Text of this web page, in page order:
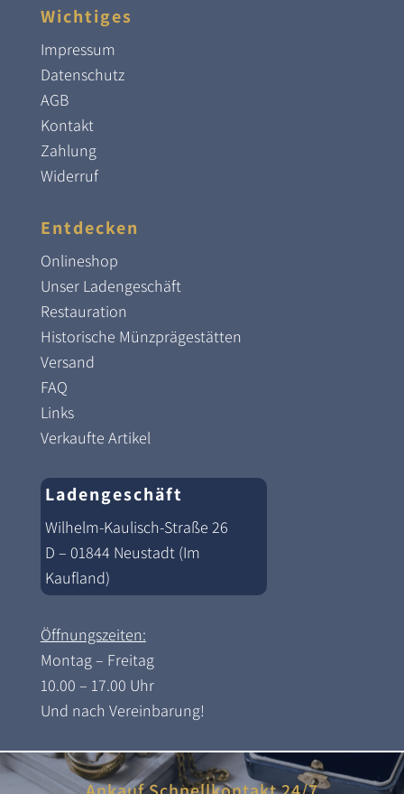
Wichtiges
Impressum
Datenschutz
AGB
Kontakt
Zahlung
Widerruf
Entdecken
Onlineshop
Unser Ladengeschäft
Restauration
Historische Münzprägestätten
Versand
FAQ
Links
Verkaufte Artikel
Ladengeschäft
Wilhelm-Kaulisch-Straße 26
D – 01844 Neustadt (Im
Kaufland)
Öffnungszeiten:
Montag – Freitag
10.00 – 17.00 Uhr
Und nach Vereinbarung!